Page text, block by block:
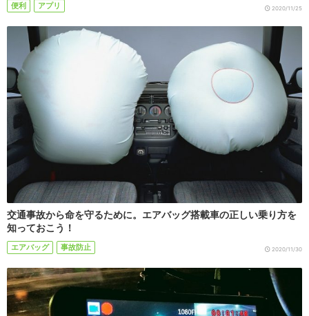
便利 アプリ 2020/11/25
交通事故から命を守るために。エアバッグ搭載車の正しい乗り方を
知っておこう！
エアバッグ 事故防止 2020/11/30